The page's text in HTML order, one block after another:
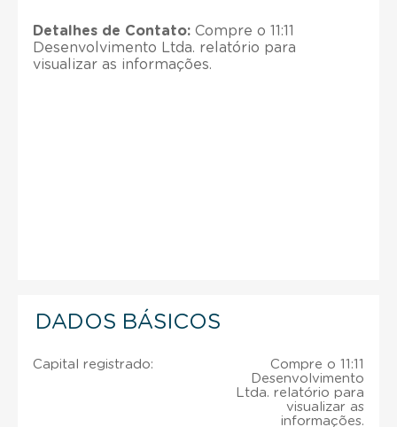
Detalhes de Contato: Compre o 11:11
Desenvolvimento Ltda. relatório para
visualizar as informações.
DADOS BÁSICOS
Capital registrado:
Compre o 11:11
Desenvolvimento
Ltda. relatório para
visualizar as
informações.